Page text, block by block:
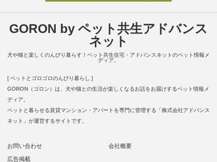
GORON by ペット共生アドバンス
ネット
犬や猫と楽しくのんびり暮らす！ペット共生住宅・アドバンスネットのペット情報メ
ディア。
[ ペットとゴロゴロのんびり暮らし ]
GORON（ゴロン）は、犬や猫との生活が楽しくなるお話をお届けするペット情報メ
ディア。
ペットと暮らせる賃貸マンション・アパートを専門に管理する「株式会社アドバンス
ネット」が運営するサイトです。
お問い合わせ
会社概要
広告掲載